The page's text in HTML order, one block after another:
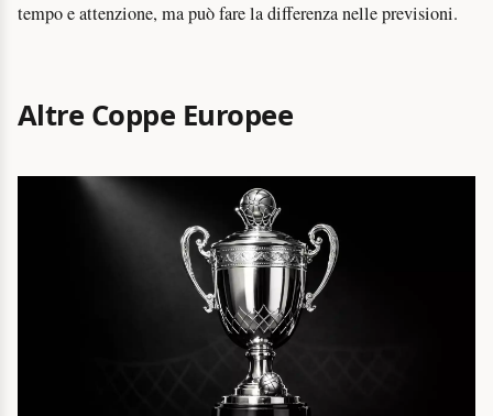
tempo e attenzione, ma può fare la differenza nelle previsioni.
Altre Coppe Europee